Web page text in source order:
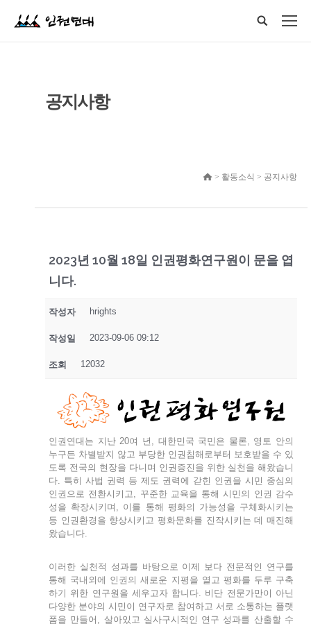
공지사항
> 활동소식 > 공지사항
2023년 10월 18일 인권평화연구원이 문을 엽
니다.
작성자 hrights
작성일 2023-09-06 09:12
조회 12032
인권연대는 지난 20여 년, 대한민국 국민은 물론, 영토 안의
누구든 차별받지 않고 부당한 인권침해로부터 보호받을 수 있
도록 전국의 현장을 다니며 인권증진을 위한 실천을 해왔습니
다. 특히 사법 권력 등 제도 권력에 갇힌 인권을 시민 중심의
인권으로 전환시키고, 꾸준한 교육을 통해 시민의 인권 감수
성을 확장시키며, 이를 통해 평화의 가능성을 구체화시키는
등 인권환경을 향상시키고 평화문화를 진작시키는 데 매진해
왔습니다.
이러한 실천적 성과를 바탕으로 이제 보다 전문적인 연구를
통해 국내외에 인권의 새로운 지평을 열고 평화를 두루 구축
하기 위한 연구원을 세우고자 합니다. 비단 전문가만이 아닌
다양한 분야의 시민이 연구자로 참여하고 서로 소통하는 플랫
폼을 만들어, 살아있고 실사구시적인 연구 성과를 산출할 수